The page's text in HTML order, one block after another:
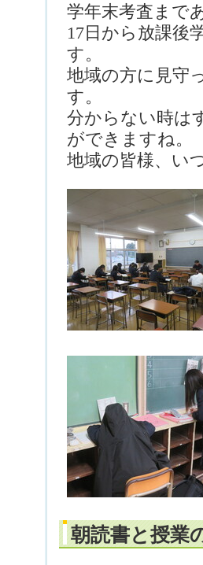
学年末考査まで
17日から放課後
す。
地域の方に見守
す。
分からない時は
ができますね。
地域の皆様、い
朝読書と授業